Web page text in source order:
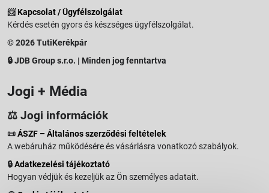
📨Kapcsolat / Ügyfélszolgálat
Kérdés esetén gyors és készséges ügyfélszolgálat.
© 2026 TutiKerékpár
🔒 JDB Group s.r.o. | Minden jog fenntartva
Jogi + Média
⚖️ Jogi információk
📜ÁSZF – Általános szerződési feltételek
A webáruház működésére és vásárlásra vonatkozó szabályok.
🔒Adatkezelési tájékoztató
Hogyan védjük és kezeljük az Ön személyes adatait.